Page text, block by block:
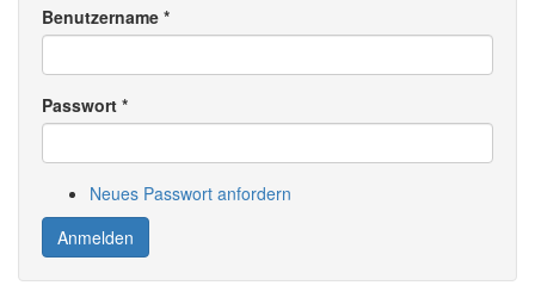
Benutzername *
Passwort *
Neues Passwort anfordern
Anmelden